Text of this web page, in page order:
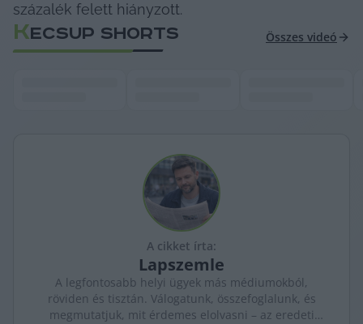
százalék felett hiányzott.
KECSUP SHORTS Összes videó
A cikket írta:
Lapszemle
A legfontosabb helyi ügyek más médiumokból,
röviden és tisztán. Válogatunk, összefoglalunk, és
megmutatjuk, mit érdemes elolvasni – az eredeti